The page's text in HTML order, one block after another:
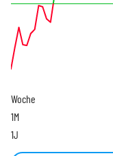
Woche
1M
1J